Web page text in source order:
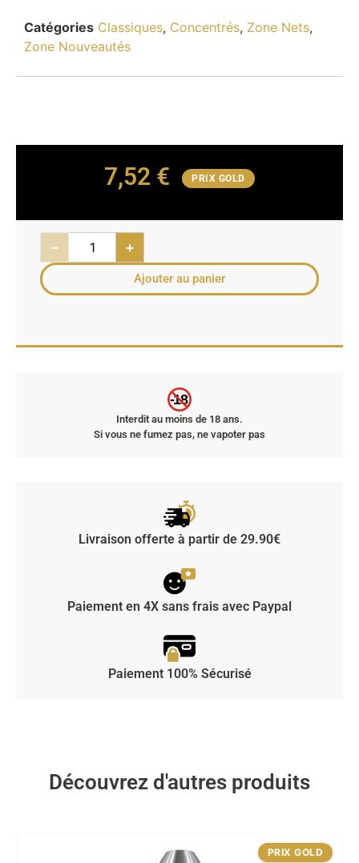
Catégories Classiques, Concentrés, Zone Nets,
Zone Nouveautés
7,52 € PRIX GOLD
− +
Ajouter au panier
-18
Interdit au moins de 18 ans.
Si vous ne fumez pas, ne vapoter pas
Livraison offerte à partir de 29.90€
Paiement en 4X sans frais avec Paypal
Paiement 100% Sécurisé
Découvrez d'autres produits
PRIX GOLD